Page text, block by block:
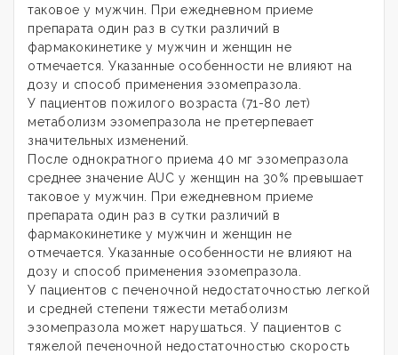
таковое у мужчин. При ежедневном приеме
препарата один раз в сутки различий в
фармакокинетике у мужчин и женщин не
отмечается. Указанные особенности не влияют на
дозу и способ применения эзомепразола.
У пациентов пожилого возраста (71-80 лет)
метаболизм эзомепразола не претерпевает
значительных изменений.
После однократного приема 40 мг эзомепразола
среднее значение AUC у женщин на 30% превышает
таковое у мужчин. При ежедневном приеме
препарата один раз в сутки различий в
фармакокинетике у мужчин и женщин не
отмечается. Указанные особенности не влияют на
дозу и способ применения эзомепразола.
У пациентов с печеночной недостаточностью легкой
и средней степени тяжести метаболизм
эзомепразола может нарушаться. У пациентов с
тяжелой печеночной недостаточностью скорость